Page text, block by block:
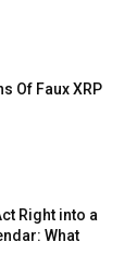
Of Faux XRP
Right into a
What